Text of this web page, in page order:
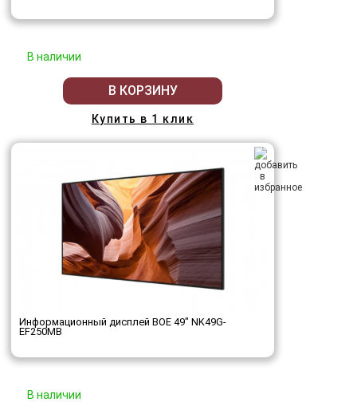
В наличии
В КОРЗИНУ
Купить в 1 клик
Информационный дисплей BOE 49" NK49G-
EF250MB
В наличии